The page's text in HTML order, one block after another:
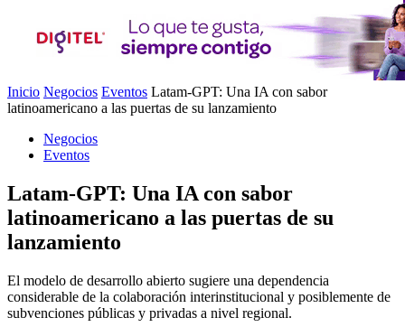
Inicio Negocios Eventos Latam-GPT: Una IA con sabor
latinoamericano a las puertas de su lanzamiento
Negocios
Eventos
Latam-GPT: Una IA con sabor
latinoamericano a las puertas de su
lanzamiento
El modelo de desarrollo abierto sugiere una dependencia
considerable de la colaboración interinstitucional y posiblemente de
subvenciones públicas y privadas a nivel regional.